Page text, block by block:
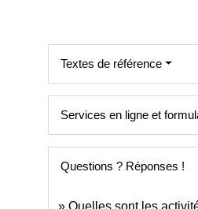
Textes de référence
Services en ligne et
Questions ? Réponses !